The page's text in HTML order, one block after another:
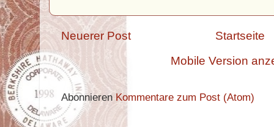
Neuerer Post
Startseite
Mobile Version
Abonnieren Kommentare zum Post (Atom)